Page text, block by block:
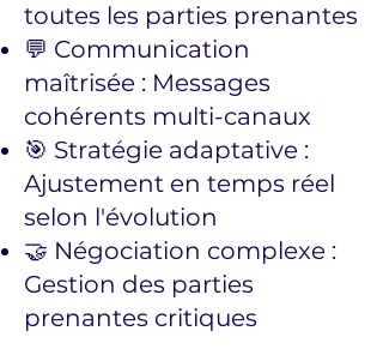
toutes les parties prenantes
💬 Communication
maîtrisée : Messages
cohérents multi-canaux
🎯 Stratégie adaptative :
Ajustement en temps réel
selon l'évolution
🤝 Négociation complexe :
Gestion des parties
prenantes critiques